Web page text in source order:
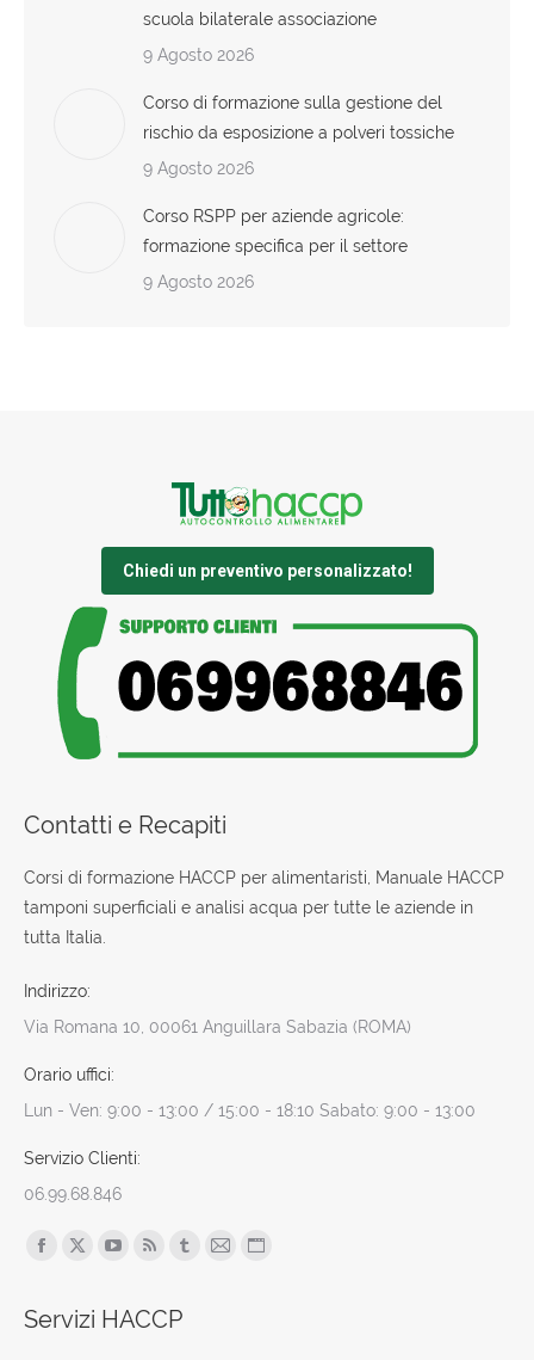
scuola bilaterale associazione
9 Agosto 2026
Corso di formazione sulla gestione del
rischio da esposizione a polveri tossiche
9 Agosto 2026
Corso RSPP per aziende agricole:
formazione specifica per il settore
9 Agosto 2026
Chiedi un preventivo personalizzato!
Contatti e Recapiti
Corsi di formazione HACCP per alimentaristi, Manuale HACCP
tamponi superficiali e analisi acqua per tutte le aziende in
tutta Italia.
Indirizzo:
Via Romana 10, 00061 Anguillara Sabazia (ROMA)
Orario uffici:
Lun - Ven: 9:00 - 13:00 / 15:00 - 18:10 Sabato: 9:00 - 13:00
Servizio Clienti:
06.99.68.846
Find us on:
Facebook
opens
X
opensopensopens
TumblrMailSito
Servizi HACCP